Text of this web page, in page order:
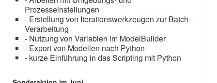
Prozesseinstellungen
- Erstellung von Iterationswerkzeugen zur Batch-
Verarbeitung
- Nutzung von Variablen im ModelBuilder
- Export von Modellen nach Python
- kurze Einführung in das Scripting mit Python